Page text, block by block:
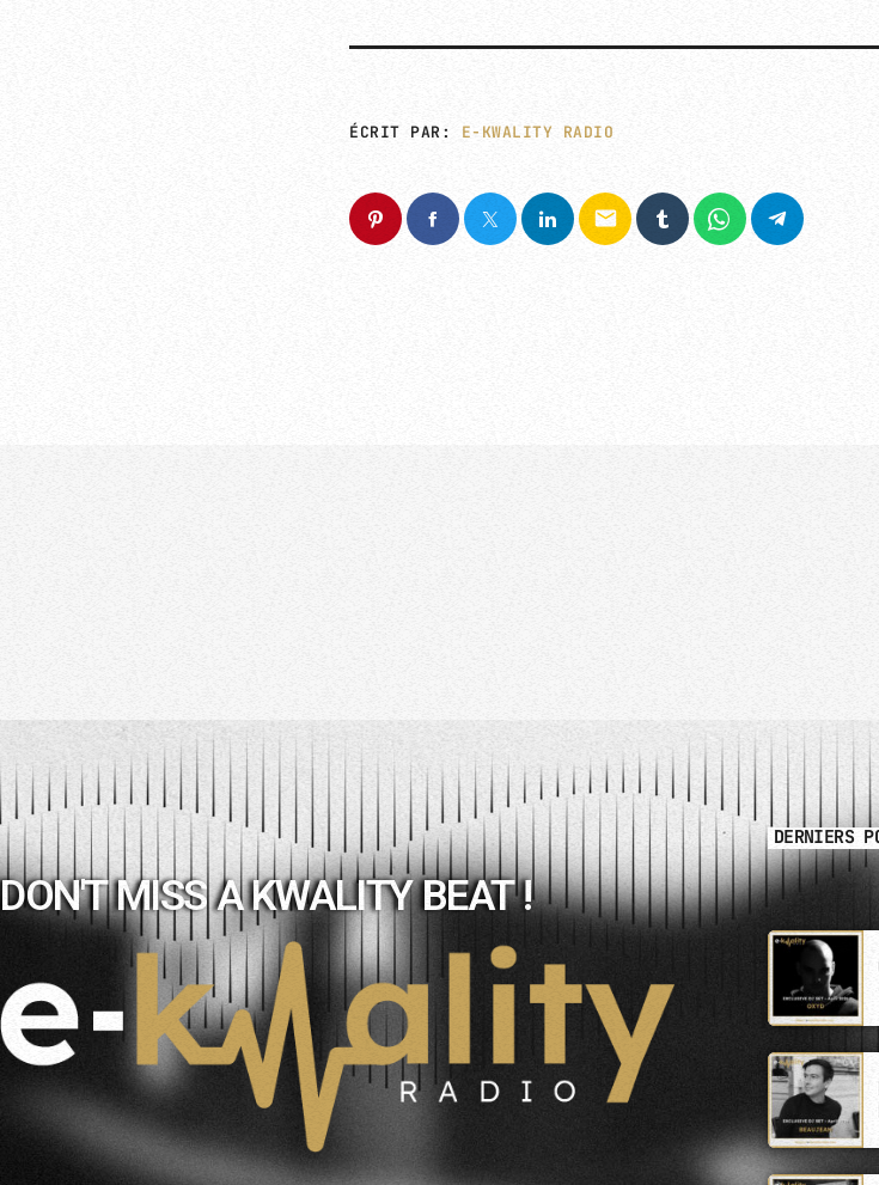
ÉCRIT PAR: E-KWALITY RADIO
email
DON'T MISS A KWALITY BEAT !
DERNIERS